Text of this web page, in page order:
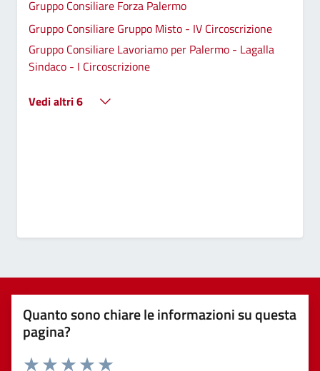
Gruppo Consiliare Forza Palermo
Gruppo Consiliare Gruppo Misto - IV Circoscrizione
Gruppo Consiliare Lavoriamo per Palermo - Lagalla
Sindaco - I Circoscrizione
Vedi altri 6
Quanto sono chiare le informazioni su questa
pagina?